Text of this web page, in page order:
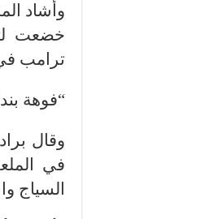
وأشاد
خضعت
ترامب في
“فوهة
وقال
في
السياج